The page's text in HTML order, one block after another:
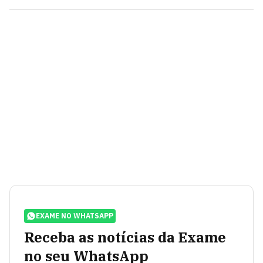
EXAME NO WHATSAPP
Receba as notícias da Exame
no seu WhatsApp